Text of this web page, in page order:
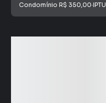
Condomínio R$ 350,00·IPTU